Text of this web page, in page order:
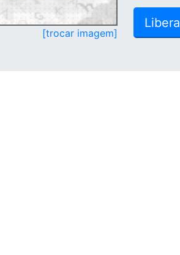
[trocar imagem]